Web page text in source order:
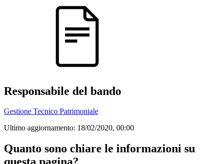
Responsabile del bando
Gestione Tecnico Patrimoniale
Ultimo aggiornamento: 18/02/2020, 00:00
Quanto sono chiare le informazioni su